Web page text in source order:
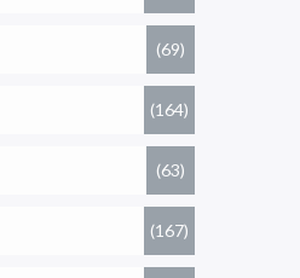
(69)
(164)
(63)
(167)